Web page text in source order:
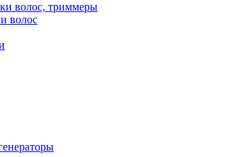
волос, триммеры
волос